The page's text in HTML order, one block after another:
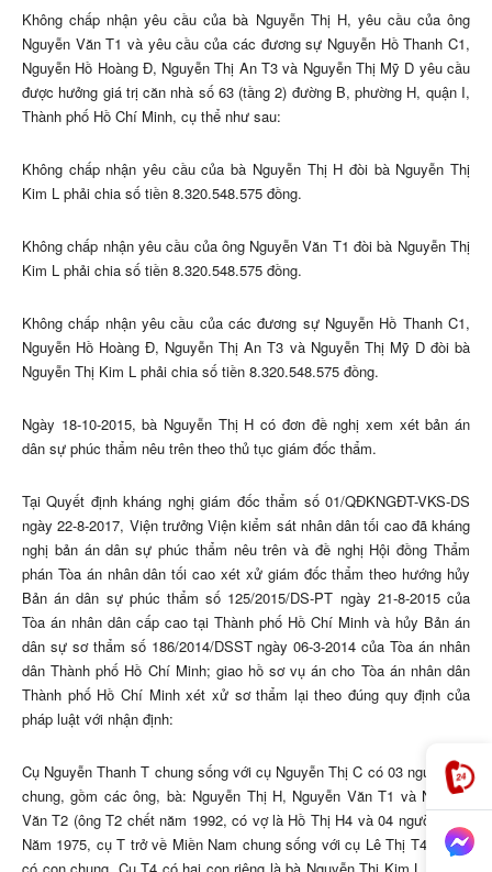
Không chấp nhận yêu cầu của bà Nguyễn Thị H, yêu cầu của ông
Nguyễn Văn T1 và yêu cầu của các đương sự Nguyễn Hồ Thanh C1,
Nguyễn Hồ Hoàng Đ, Nguyễn Thị An T3 và Nguyễn Thị Mỹ D yêu cầu
được hưởng giá trị căn nhà số 63 (tầng 2) đường B, phường H, quận I,
Thành phố Hồ Chí Minh, cụ thể như sau:
Không chấp nhận yêu cầu của bà Nguyễn Thị H đòi bà Nguyễn Thị
Kim L phải chia số tiền 8.320.548.575 đồng.
Không chấp nhận yêu cầu của ông Nguyễn Văn T1 đòi bà Nguyễn Thị
Kim L phải chia số tiền 8.320.548.575 đồng.
Không chấp nhận yêu cầu của các đương sự Nguyễn Hồ Thanh C1,
Nguyễn Hồ Hoàng Đ, Nguyễn Thị An T3 và Nguyễn Thị Mỹ D đòi bà
Nguyễn Thị Kim L phải chia số tiền 8.320.548.575 đồng.
Ngày 18-10-2015, bà Nguyễn Thị H có đơn đề nghị xem xét bản án
dân sự phúc thẩm nêu trên theo thủ tục giám đốc thẩm.
Tại Quyết định kháng nghị giám đốc thẩm số 01/QĐKNGĐT-VKS-DS
ngày 22-8-2017, Viện trưởng Viện kiểm sát nhân dân tối cao đã kháng
nghị bản án dân sự phúc thẩm nêu trên và đề nghị Hội đồng Thẩm
phán Tòa án nhân dân tối cao xét xử giám đốc thẩm theo hướng hủy
Bản án dân sự phúc thẩm số 125/2015/DS-PT ngày 21-8-2015 của
Tòa án nhân dân cấp cao tại Thành phố Hồ Chí Minh và hủy Bản án
dân sự sơ thẩm số 186/2014/DSST ngày 06-3-2014 của Tòa án nhân
dân Thành phố Hồ Chí Minh; giao hồ sơ vụ án cho Tòa án nhân dân
Thành phố Hồ Chí Minh xét xử sơ thẩm lại theo đúng quy định của
pháp luật với nhận định:
Cụ Nguyễn Thanh T chung sống với cụ Nguyễn Thị C có 03 người con
chung, gồm các ông, bà: Nguyễn Thị H, Nguyễn Văn T1 và Nguyễn
Văn T2 (ông T2 chết năm 1992, có vợ là Hồ Thị H4 và 04 người con).
Năm 1975, cụ T trở về Miền Nam chung sống với cụ Lê Thị T4 không